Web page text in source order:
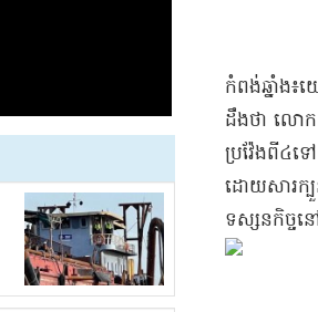
កំពង់ឆ្នាំង​
ដឹងថា លោក
ប្រ​វ៉ែ​ង​ពី​៤​
ដោយសារ​ក្បួ
ទស្សនកិច្ច​ន